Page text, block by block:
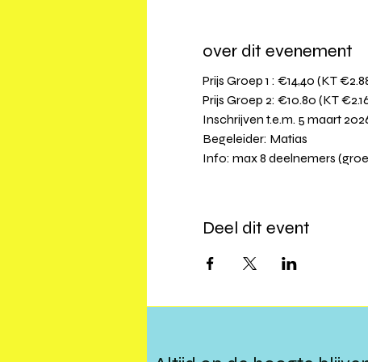
over dit evenement
Prijs Groep 1 : €14,40 (KT
Prijs Groep 2: €10.80 (KT
Inschrijven t.e.m. 5 maart
Begeleider: Matias
Info: max 8 deelnemers
Deel dit event